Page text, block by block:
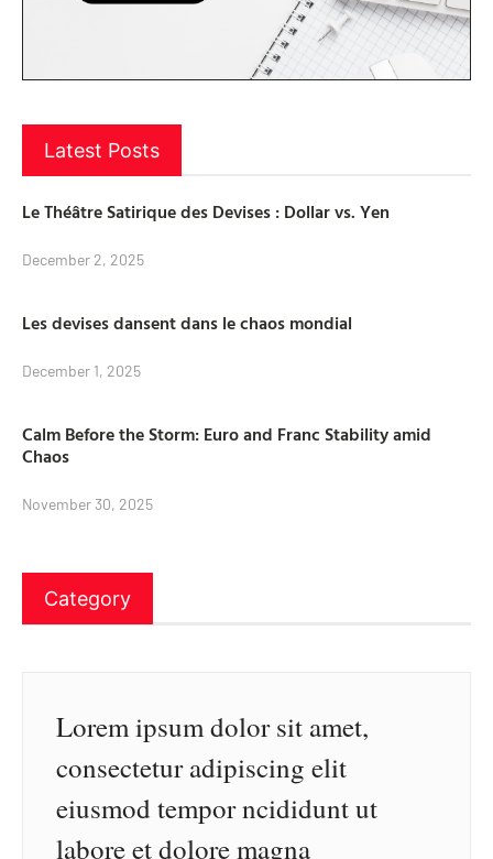
Latest Posts
Le Théâtre Satirique des Devises : Dollar vs. Yen
December 2, 2025
Les devises dansent dans le chaos mondial
December 1, 2025
Calm Before the Storm: Euro and Franc Stability amid
Chaos
November 30, 2025
Category
Lorem ipsum dolor sit amet,
consectetur adipiscing elit
eiusmod tempor ncididunt ut
labore et dolore magna